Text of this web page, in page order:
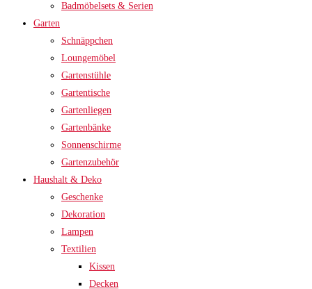
Badmöbelsets & Serien
Garten
Schnäppchen
Loungemöbel
Gartenstühle
Gartentische
Gartenliegen
Gartenbänke
Sonnenschirme
Gartenzubehör
Haushalt & Deko
Geschenke
Dekoration
Lampen
Textilien
Kissen
Decken